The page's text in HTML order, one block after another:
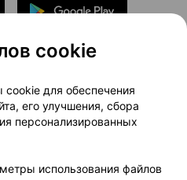
Новости проекта
Медицинский маркетинг
Доставка
Вакансии Партнеры
cookie
для обеспечения
его улучшения, сбора
персонализированных
использования файлов